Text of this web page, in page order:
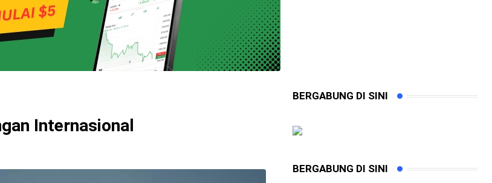
Internasional
BERGABUNG DI SINI
BERGABUNG DI SINI